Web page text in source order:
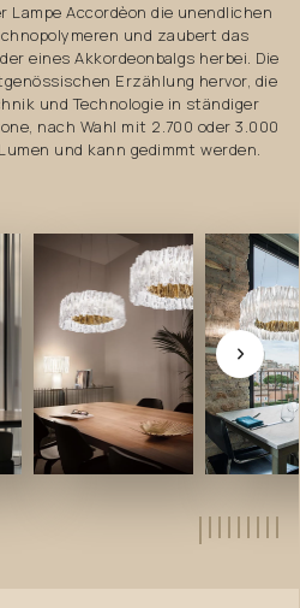
Accordèon die unendlichen
und zaubert das
eines Akkordeonbalgs herbei. Die
Erzählung hervor, die
und Technologie in ständiger
nach Wahl mit 2.700 oder 3.000
und kann gedimmt werden.